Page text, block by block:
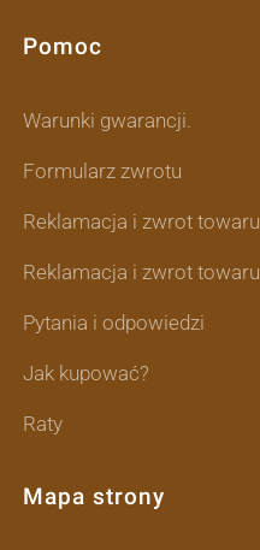
Linki w stopce
Pomoc
Warunki gwarancji.
Formularz zwrotu
Reklamacja i zwrot towaru
Reklamacja i zwrot towaru
Pytania i odpowiedzi
Jak kupować?
Raty
Mapa strony